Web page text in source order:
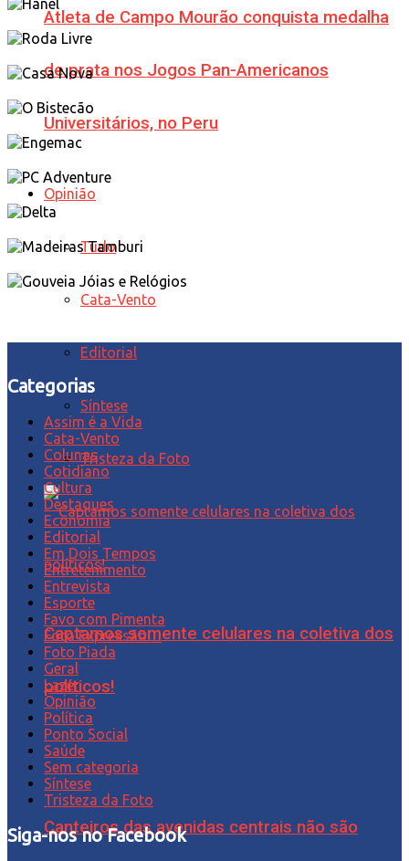
Atleta de Campo Mourão conquista medalha
de prata nos Jogos Pan-Americanos
Universitários, no Peru
Opinião
Tudo
Cata-Vento
Editorial
Síntese
Tristeza da Foto
Captamos somente celulares na coletiva dos
políticos!
Canteiros das avenidas centrais não são
Categorias
Assim é a Vida
Cata-Vento
Colunas
Cotidiano
Cultura
Destaques
Economia
Editorial
Em Dois Tempos
Entretenimento
Entrevista
Esporte
Favo com Pimenta
Foto Expressão…
Foto Piada
Geral
Lazer
Opinião
Política
Ponto Social
Saúde
Sem categoria
Síntese
Tristeza da Foto
Siga-nos no Facebook